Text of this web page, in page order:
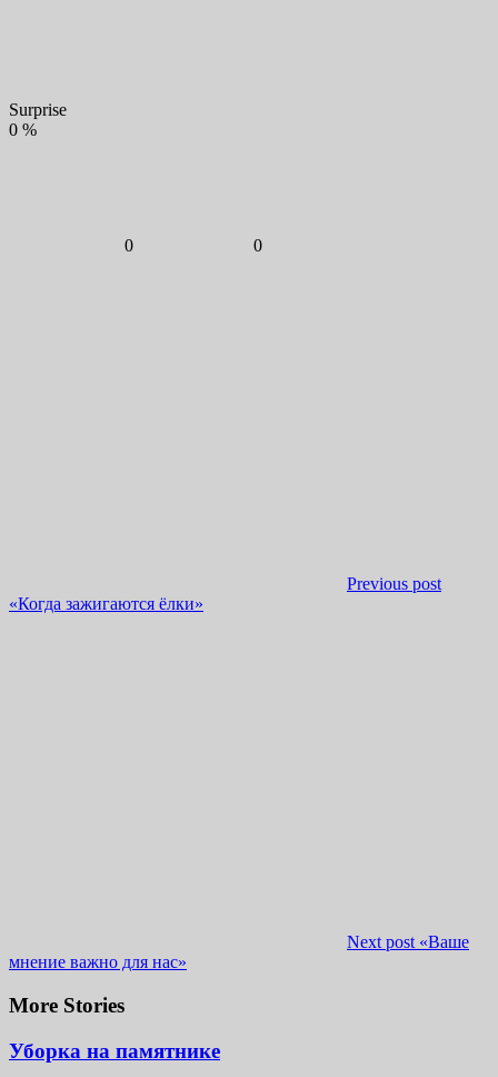
Surprise
0 %
0 0
Previous post
«Когда зажигаются ёлки»
Next post «Ваше
мнение важно для нас»
More Stories
Уборка на памятнике